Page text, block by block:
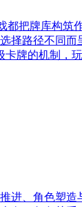
把牌库构
择路径不同
牌的机制
进、角色塑